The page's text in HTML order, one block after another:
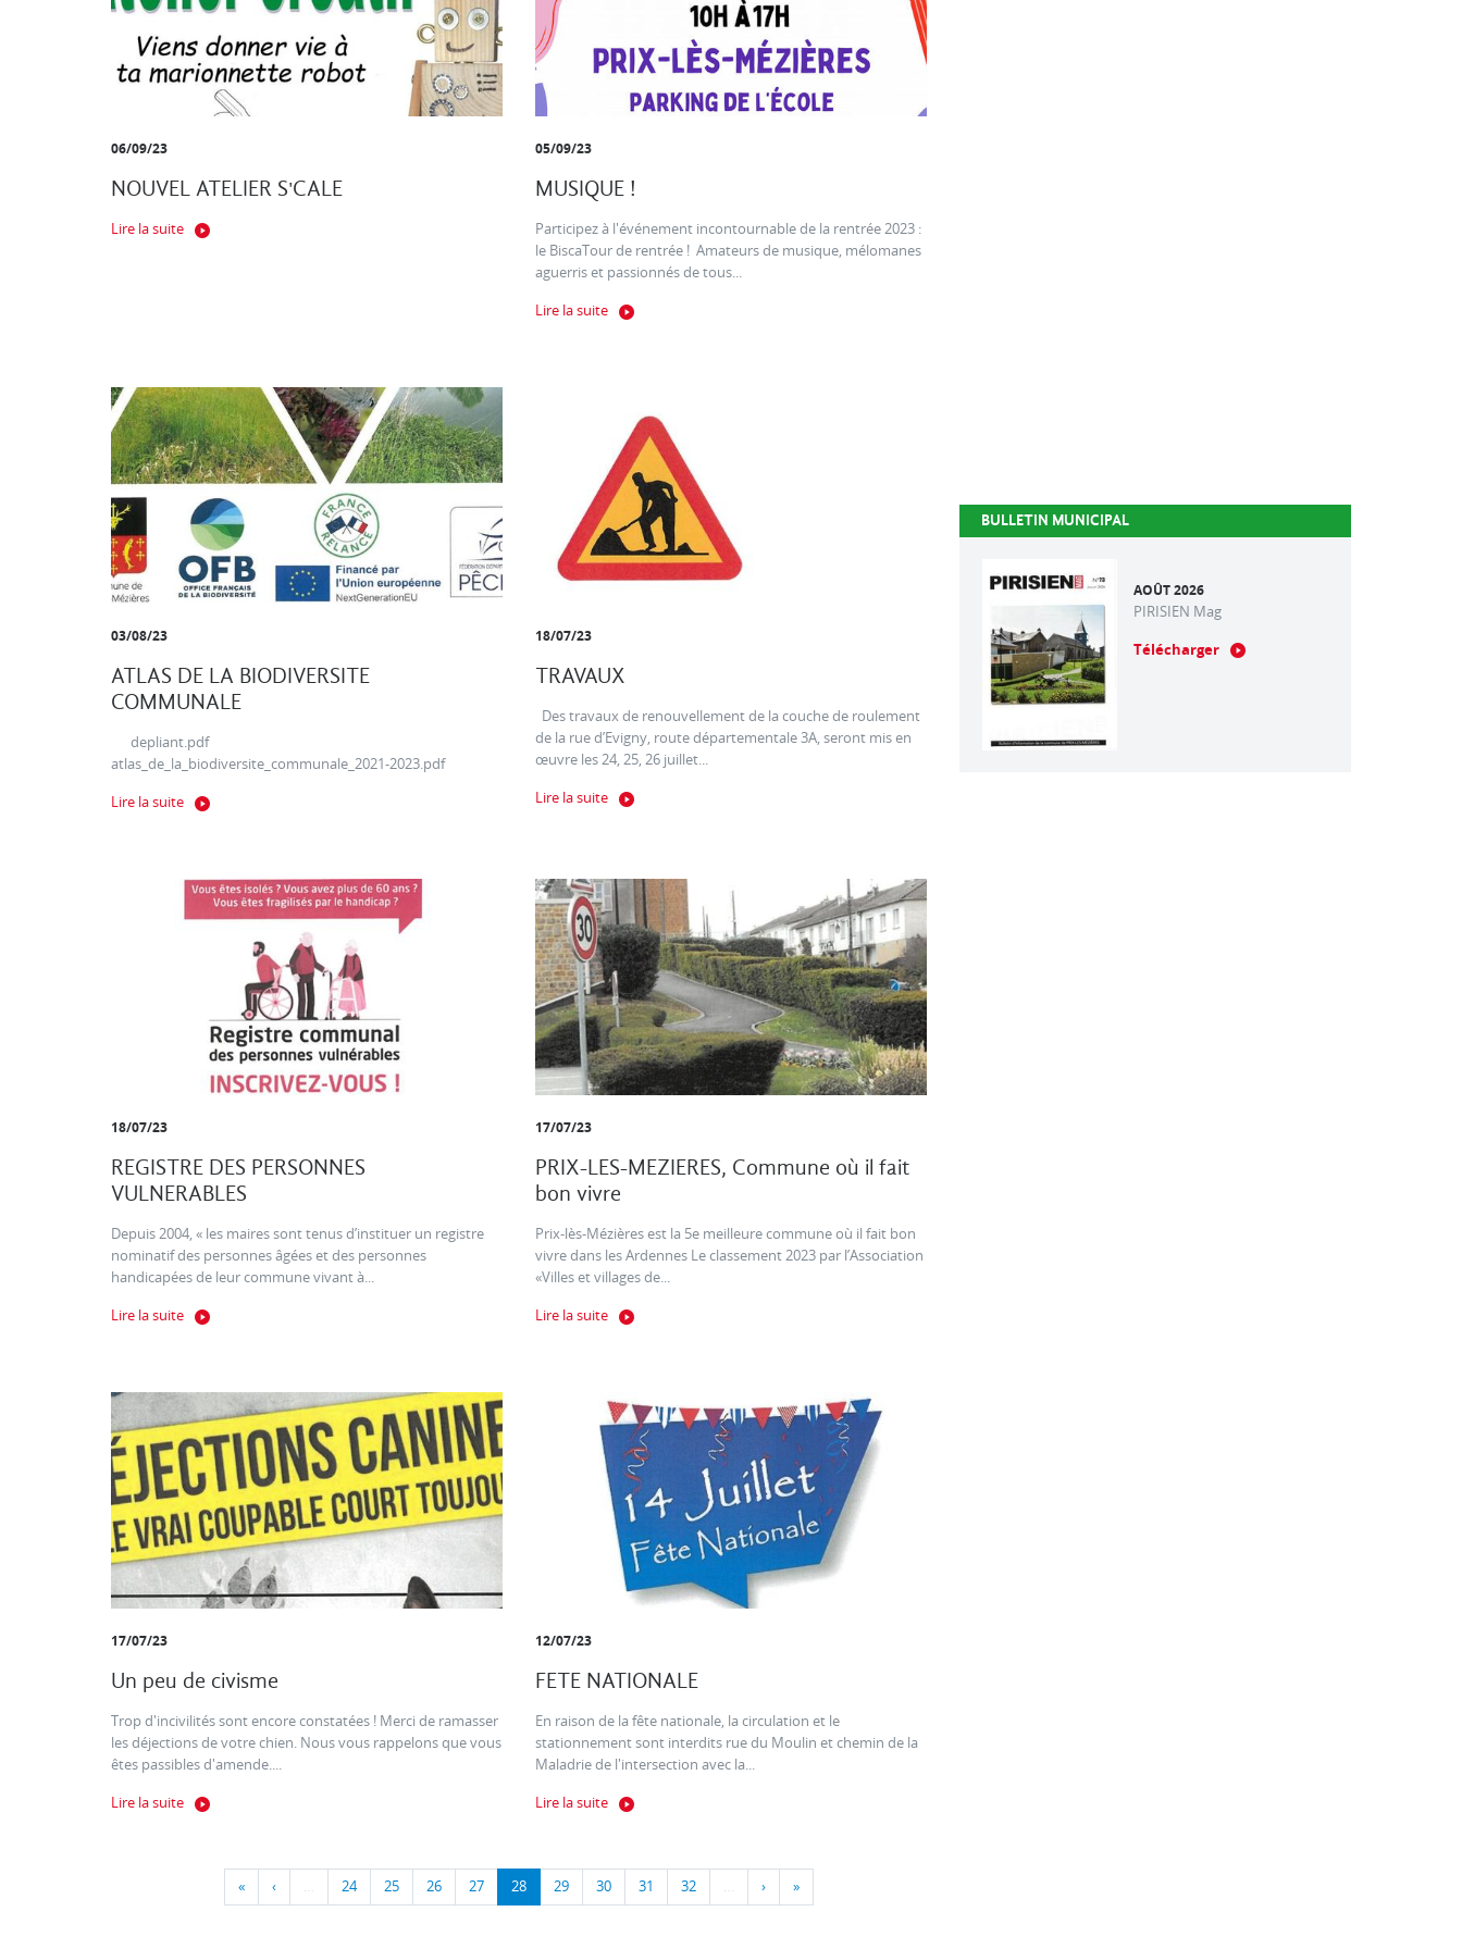
06/09/23
NOUVEL ATELIER S'CALE
Lire la suite
05/09/23
MUSIQUE !
Participez à l'événement incontournable de la rentrée 2023 :
le BiscaTour de rentrée ! Amateurs de musique, mélomanes
aguerris et passionnés de tous...
Lire la suite
03/08/23
ATLAS DE LA BIODIVERSITE
COMMUNALE
depliant.pdf
atlas_de_la_biodiversite_communale_2021-2023.pdf
Lire la suite
18/07/23
TRAVAUX
Des travaux de renouvellement de la couche de roulement
de la rue d’Evigny, route départementale 3A, seront mis en
œuvre les 24, 25, 26 juillet...
Lire la suite
18/07/23
REGISTRE DES PERSONNES
VULNERABLES
Depuis 2004, « les maires sont tenus d’instituer un registre
nominatif des personnes âgées et des personnes
handicapées de leur commune vivant à...
Lire la suite
17/07/23
PRIX-LES-MEZIERES, Commune où il fait
bon vivre
Prix-lès-Mézières est la 5e meilleure commune où il fait bon
vivre dans les Ardennes Le classement 2023 par l’Association
«Villes et villages de...
Lire la suite
17/07/23
Un peu de civisme
Trop d'incivilités sont encore constatées ! Merci de ramasser
les déjections de votre chien. Nous vous rappelons que vous
êtes passibles d'amende....
Lire la suite
12/07/23
FETE NATIONALE
En raison de la fête nationale, la circulation et le
stationnement sont interdits rue du Moulin et chemin de la
Maladrie de l'intersection avec la...
Lire la suite
« ‹ … 24 25 26 27 28 29 30 31 32 … › »
BULLETIN MUNICIPAL
AOÛT 2026
PIRISIEN Mag
Télécharger